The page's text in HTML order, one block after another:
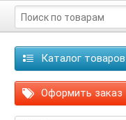
Каталог товаров
Оформить заказ